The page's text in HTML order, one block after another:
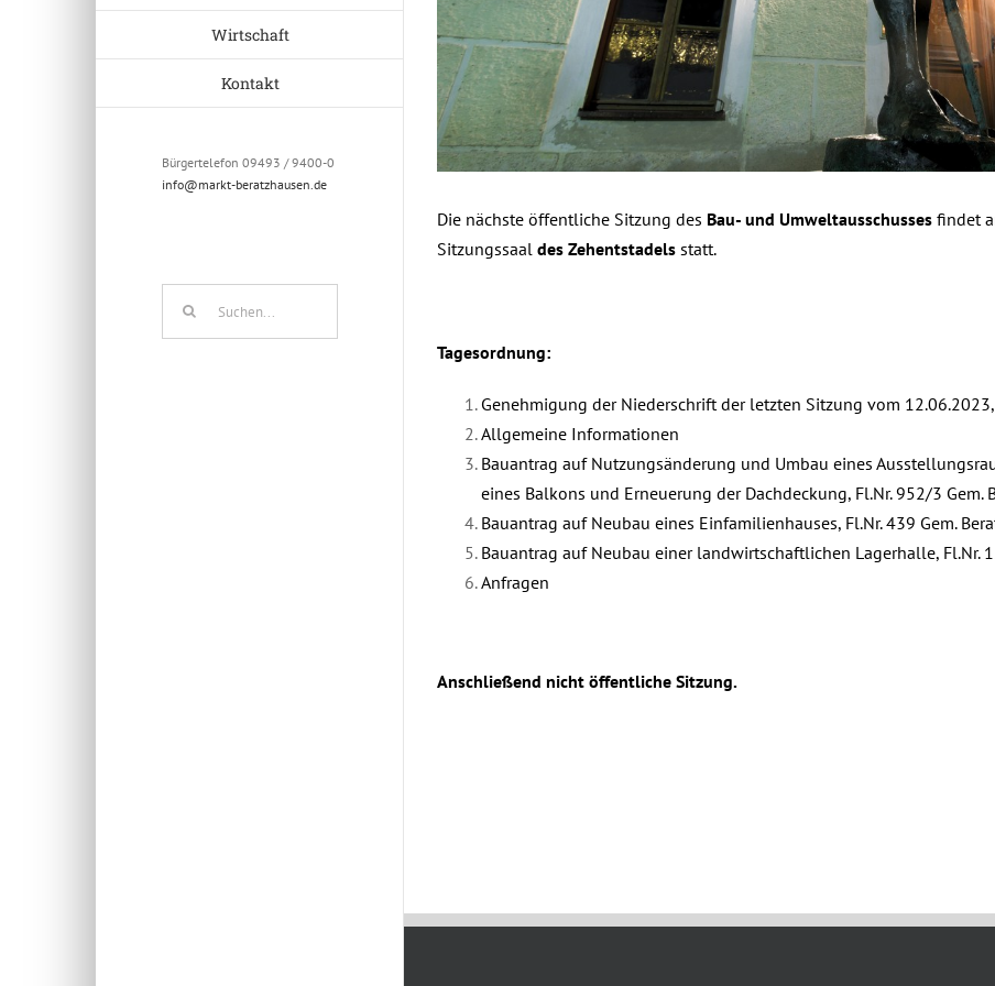
Wirtschaft
Kontakt
Bürgertelefon 09493 / 9400-0
info@markt-beratzhausen.de
Die nächste öffentliche Sitzung des Bau- und Umweltausschusses findet
Sitzungssaal des Zehentstadels statt.
Tagesordnung:
Genehmigung der Niederschrift der letzten Sitzung vom
Allgemeine Informationen
Bauantrag auf Nutzungsänderung und Umbau eines
eines Balkons und Erneuerung der Dachdeckung, Fl.Nr. 952/3 Gem.
Bauantrag auf Neubau eines Einfamilienhauses, Fl.Nr. 439 Gem.
Bauantrag auf Neubau einer landwirtschaftlichen Lagerhalle, Fl.Nr.
Anfragen
Anschließend nicht öffentliche Sitzung.